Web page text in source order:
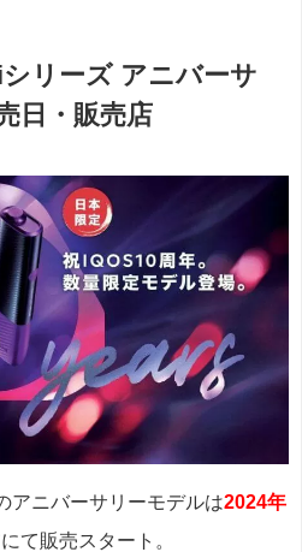
リーズ アニバーサ
日・販売店
アニバーサリーモデルは2024年
て販売スタート。